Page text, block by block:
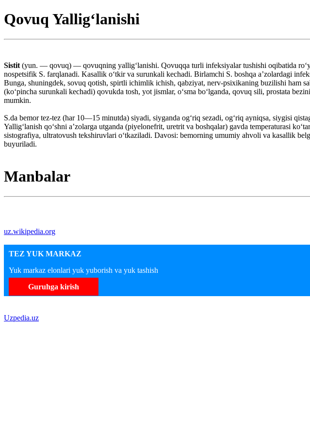
Qovuq Yallig‘lanishi
Sistit (yun. — qovuq) — qovuqning yalligʻlanishi. Qovuqqa turli infeksiyalar tushishi oqibatida
nospetsifik S. farqlanadi. Kasallik oʻtkir va surunkali kechadi. Birlamchi S. boshqa aʼzolardagi
Bunga, shuningdek, sovuq qotish, spirtli ichimlik ichish, qabziyat, nerv-psixikaning buzilishi ham
(koʻpincha surunkali kechadi) qovukda tosh, yot jismlar, oʻsma boʻlganda, qovuq sili, prostata
mumkin.
S.da bemor tez-tez (har 10—15 minutda) siyadi, siyganda ogʻriq sezadi, ogʻriq ayniqsa, siygisi
Yalligʻlanish qoʻshni aʼzolarga utganda (piyelonefrit, uretrit va boshqalar) gavda temperaturasi
sistografiya, ultratovush tekshiruvlari oʻtkaziladi. Davosi: bemorning umumiy ahvoli va kasallik
buyuriladi.
Manbalar
uz.wikipedia.org
TEZ YUK MARKAZ
Yuk markaz elonlari yuk yuborish va yuk tashish
Guruhga kirish
Uzpedia.uz